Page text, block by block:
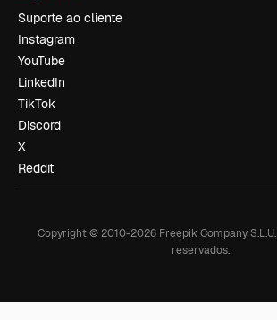
Suporte ao cliente
Instagram
YouTube
LinkedIn
TikTok
Discord
X
Reddit
Copyright © 2010-2026Freepik Company S.L.U.
reservados.